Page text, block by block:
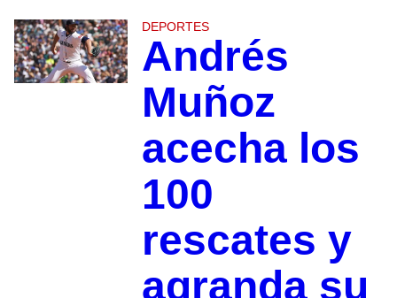
DEPORTES
Andrés
Muñoz
acecha los
100
rescates y
agranda su